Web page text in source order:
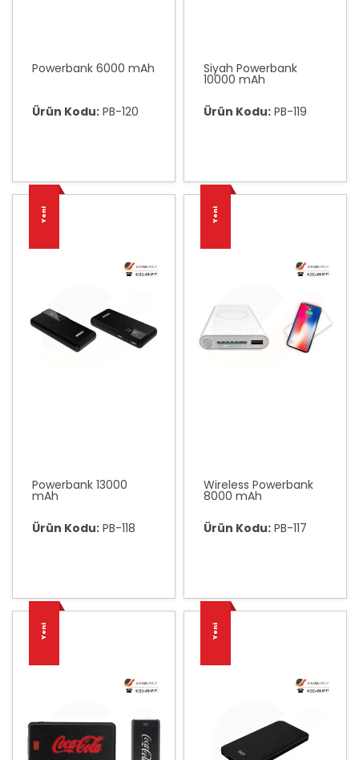
Powerbank 6000 mAh
Ürün Kodu: PB-120
Siyah Powerbank
10000 mAh
Ürün Kodu: PB-119
Yeni
Powerbank 13000
mAh
Ürün Kodu: PB-118
Yeni
Wireless Powerbank
8000 mAh
Ürün Kodu: PB-117
Yeni Yeni